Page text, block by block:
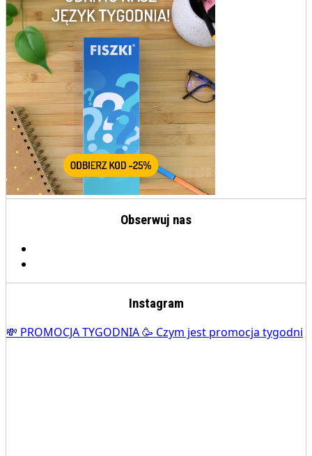
Obserwuj nas
Instagram
💸 PROMOCJA TYGODNIA 🥳 Czym jest promocja tygodni